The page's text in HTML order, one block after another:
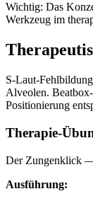
Wichtig: Das
Werkzeug im
S-Laut-
Alveolen.
Positionierung
Therapie-
Der Zungenklick
Ausführung: